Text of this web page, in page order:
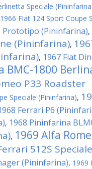
Speciale
1966 Fiat 124 Sport Coupe
Prototipo (Pininfarina),
(Pininfarina),
, 1967 Fiat
BMC-1800
P33 Roadster
Speciale (Pininfarina),
Ferrari P6
, 1968 Pininfarina
, 1969 Alfa
512S Speciale
(Pininfarina), 1969